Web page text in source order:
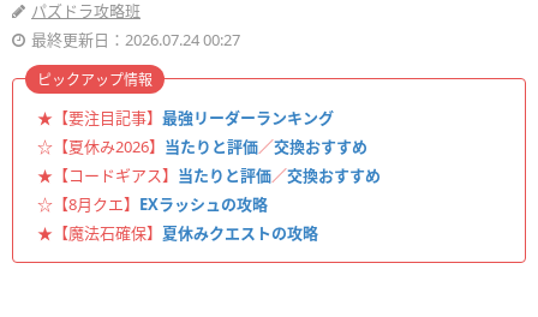
パズドラ攻略班
最終更新日：2026.07.24 00:27
★【要注目記事】 最強リーダーランキング
☆【夏休み2026】 当たりと評価／交換おすすめ
★【コードギアス】 当たりと評価／交換おすすめ
☆【8月クエ】 EXラッシュの攻略
★【魔法石確保】 夏休みクエストの攻略
ピックアップ情報